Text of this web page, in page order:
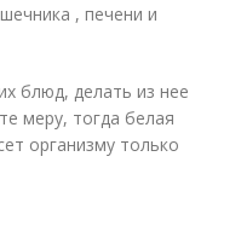
, печени и
блюд, делать из нее
меру, тогда белая
организму только